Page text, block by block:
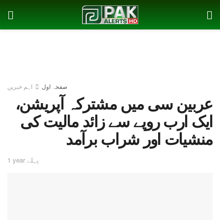
صفحہ اول اہم خبریں
عربین سی میں مشترکہ آپریشن،
ایک ارب روپے سے زائد مالیت کی
منشیات اور شراب برآمد
1 year پہلے